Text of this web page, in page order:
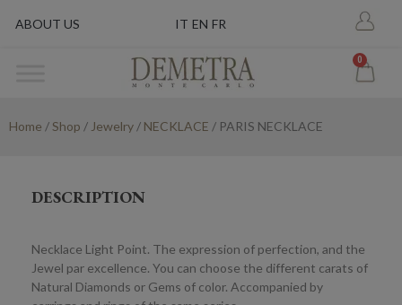
ABOUT US IT EN FR
0
Home /Shop / Jewelry / NECKLACE / PARIS NECKLACE
DESCRIPTION
Necklace Light Point. The expression of perfection, and the
Jewel par excellence. You can choose the different carats of
Natural Diamonds or Gems of color. Accompanied by